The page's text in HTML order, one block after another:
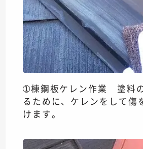
➀棟鋼板ケレン作業 塗料
るために、ケレンをして傷
けます。